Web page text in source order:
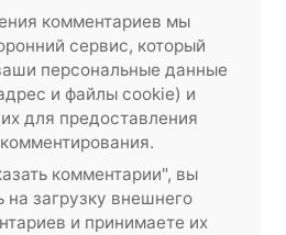
комментариев мы
сервис, который
персональные данные
и файлы cookie) и
для предоставления
комментарии", вы
на загрузку внешнего
и принимаете их